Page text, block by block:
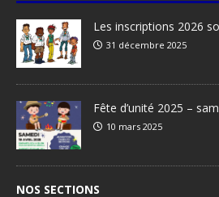
Les inscriptions 2026
31 décembre 2025
Fête d’unité 2025 –
10 mars 2025
NOS SECTIONS